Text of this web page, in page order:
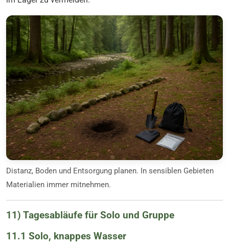
Distanz, Boden und Entsorgung planen. In sensiblen Gebieten
Materialien immer mitnehmen.
11) Tagesabläufe für Solo und Gruppe
11.1 Solo, knappes Wasser